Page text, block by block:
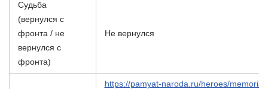
Судьба
(вернулся с
фронта / не
вернулся с
фронта)
Не вернулся
https://pamyat-naroda.ru/heroes/memorial-